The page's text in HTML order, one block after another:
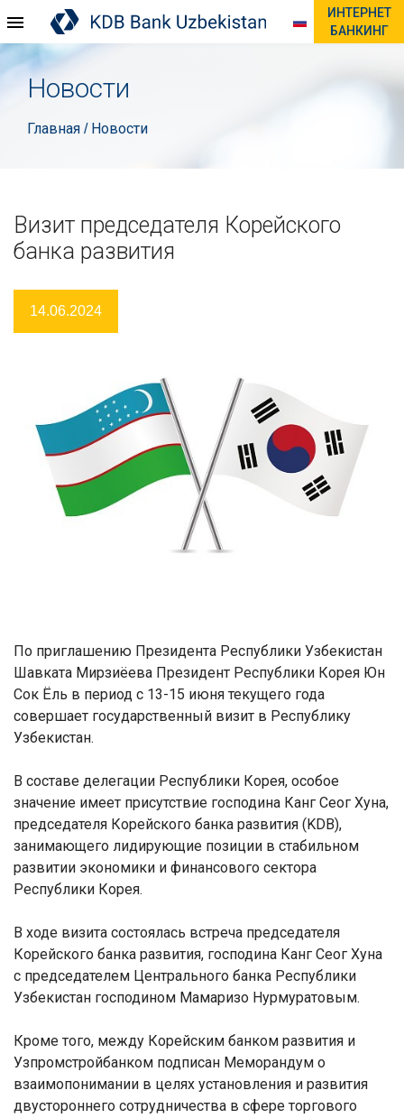
ИНТЕРНЕТ
БАНКИНГ
Новости
Главная / Новости
Визит председателя Корейского
банка развития
14.06.2024
По приглашению Президента Республики Узбекистан
Шавката Мирзиёева Президент Республики Корея Юн
Сок Ёль в период с 13-15 июня текущего года
совершает государственный визит в Республику
Узбекистан.
В составе делегации Республики Корея, особое
значение имеет присутствие господина Канг Сеог Хуна,
председателя Корейского банка развития ( KDB),
занимающего лидирующие позиции в стабильном
развитии экономики и финансового сектора
Республики Корея.
В ходе визита состоялась встреча председателя
Корейского банка развития, господина Канг Сеог Хуна
с председателем Центрального банка Республики
Узбекистан господином Мамаризо Нурмуратовым.
Кроме того, между Корейским банком развития и
Узпромстройбанком подписан Меморандум о
взаимопонимании в целях установления и развития
двустороннего сотрудничества в сфере торгового